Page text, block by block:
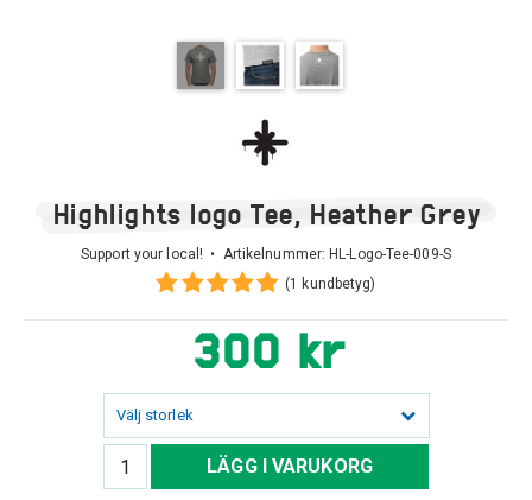
Highlights logo Tee, Heather Grey
Support your local! • Artikelnummer: HL-Logo-Tee-009-S
(1 kundbetyg)
300 kr
Välj storlek
LÄGG I VARUKORG